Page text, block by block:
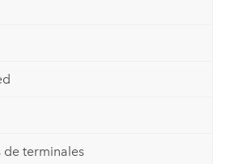
terminales